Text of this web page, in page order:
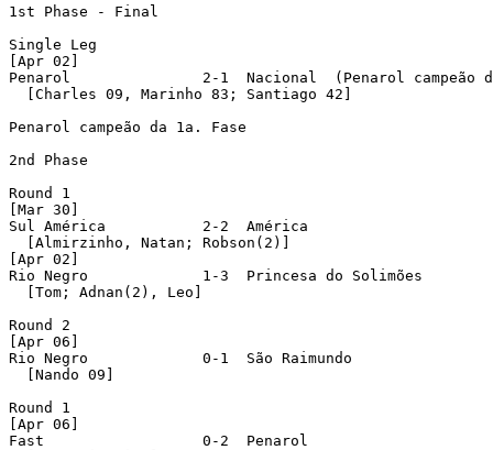
1st Phase - Final
Single Leg
[Apr 02]
Penarol               2-1  Nacional  (Penarol campeão
  [Charles 09, Marinho 83; Santiago 42]
Penarol campeão da 1a. Fase
2nd Phase
Round 1
[Mar 30]
Sul América           2-2  América
  [Almirzinho, Natan; Robson(2)]
[Apr 02]
Rio Negro             1-3  Princesa do Solimões
  [Tom; Adnan(2), Leo]
Round 2
[Apr 06]
Rio Negro             0-1  São Raimundo
  [Nando 09]
Round 1
[Apr 06]
Fast                  0-2  Penarol